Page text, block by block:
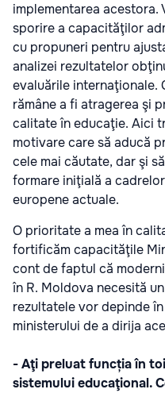
implementarea
sporire a capacităţilor
cu propuneri pentru
analizei rezultatelor
evaluările internaţionale.
rămâne a fi atragerea şi
calitate în educaţie. Aici
motivare care să aducă
cele mai căutate, dar şi
formare iniţială a
europene actuale.
O prioritate a mea în
fortificăm capacităţile
cont de faptul că
în R. Moldova necesită
rezultatele vor depinde
ministerului de a dirija
- Aţi preluat funcția în
sistemului educaţional.